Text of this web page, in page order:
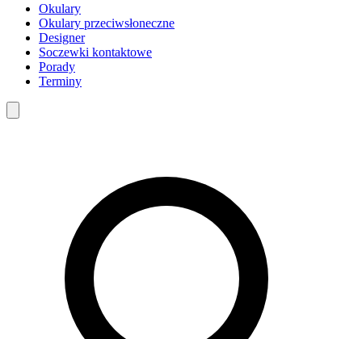
Okulary
Okulary przeciwsłoneczne
Designer
Soczewki kontaktowe
Porady
Terminy